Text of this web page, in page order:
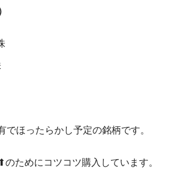
でほったらかし予定の銘柄です。
ためにコツコツ購入しています。